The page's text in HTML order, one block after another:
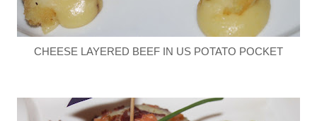
CHEESE LAYERED BEEF IN US POTATO POCKET